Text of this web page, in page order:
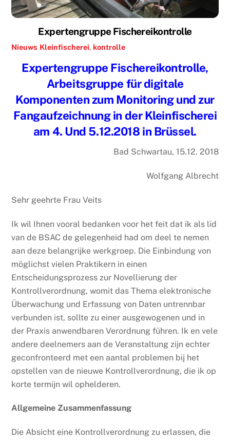
Expertengruppe Fischereikontrolle
Nieuws Kleinfischerei, kontrolle
Expertengruppe Fischereikontrolle,
Arbeitsgruppe für digitale
Komponenten zum Monitoring und zur
Fangaufzeichnung in der Kleinfischerei
am 4. Und 5.12.2018 in Brüssel.
Bad Schwartau, 15.12. 2018
Wolfgang Albrecht
Sehr geehrte Frau Veits
Ik wil Ihnen vooral bedanken voor het feit dat ik als lid
van de BSAC de gelegenheid had om deel te nemen
aan deze belangrijke werkgroep. Die Einbindung von
möglichst vielen Praktikern in einen
Entscheidungsprozess zur Novellierung der
Kontrollverordnung, womit das Thema elektronische
Überwachung und Erfassung von Daten untrennbar
verbunden ist, sollte zu einer ausgewogenen und in
der Praxis anwendbaren Verordnung führen. Ik en vele
andere deelnemers aan de Veranstaltung zijn echter
geconfronteerd met een aantal problemen bij het
opstellen van de nieuwe Kontrollverordnung, die ik op
korte termijn wil ophelderen.
Allgemeine Zusammenfassung
Die Absicht eine Kontrollverordnung zu erlassen, die